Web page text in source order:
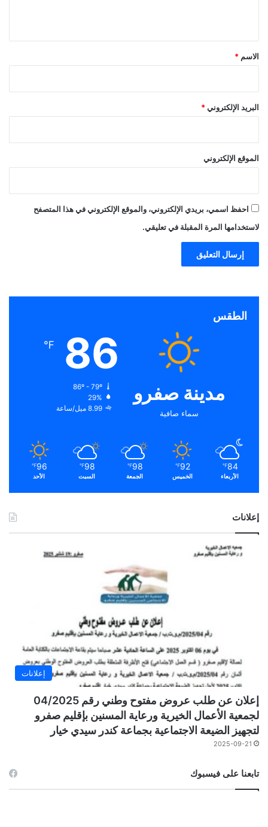
*
الاسم *
البريد الإلكتروني *
الموقع الإلكتروني
احفظ اسمي، بريدي الإلكتروني، والموقع الإلكتروني في هذا المتصفح
لاستخدامها المرة المقبلة في تعليقي.
الطقس
مدينة صفرو
سماء صافية
86
℉
86º - 79º
29%
8.99 ميل/ساعة
84
℉
الأربعاء
92
℉
الخميس
98
℉
الجمعة
98
℉
السبت
96
℉
الأحد
إعلانات
إعلانات
إعلان عن طلب عروض مفتوح وطني رقم 04/2025
لجمعية الأعمال الخيرية ورعاية المسنين بإقليم صفرو
لتجهيز الضيعة الاجتماعية بجماعة كندر سيدي خيار
2025-09-21
تابعنا على فيسبوك